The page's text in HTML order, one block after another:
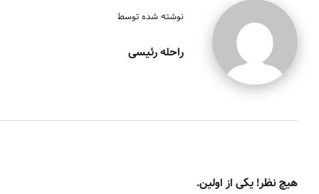
نوشته شده توسط
راحله رئیسی
هیچ نظر! یکی از اولین.